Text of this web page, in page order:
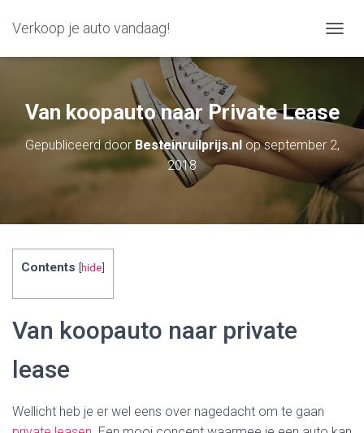
Verkoop je auto vandaag!
A
A
I
E
W
I
S
Van koopauto naar Private Lease
Gepubliceerd door Besteinruilprijs.nlopseptember 2,
2018
Contents [hide]
Van koopauto naar private
lease
Wellicht heb je er wel eens over nagedacht om te gaan